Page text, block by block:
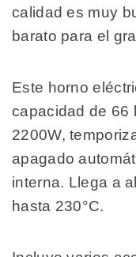
calidad es muy
barato para el
Este horno
capacidad de 66
2200W,
apagado
interna. Llega a
hasta 230°C.